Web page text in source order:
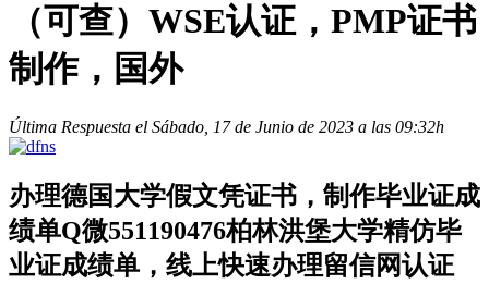
（可查）WSE认证，PMP证书
制作，国外
Última Respuesta el Sábado, 17 de Junio de 2023 a las 09:32h
办理德国大学假文凭证书，制作毕业证成
绩单Q微551190476柏林洪堡大学精仿毕
业证成绩单，线上快速办理留信网认证